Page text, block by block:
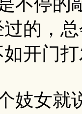
的，
开门
女就